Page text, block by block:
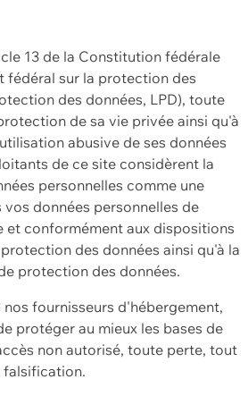
13 de la Constitution fédérale
fédéral sur la protection des
des données, LPD), toute
de sa vie privée ainsi qu'à
abusive de ses données
de ce site considèrent la
personnelles comme une
données personnelles de
et conformément aux dispositions
des données ainsi qu'à la
protection des données.
fournisseurs d'hébergement,
protéger au mieux les bases de
non autorisé, toute perte, tout
falsification.